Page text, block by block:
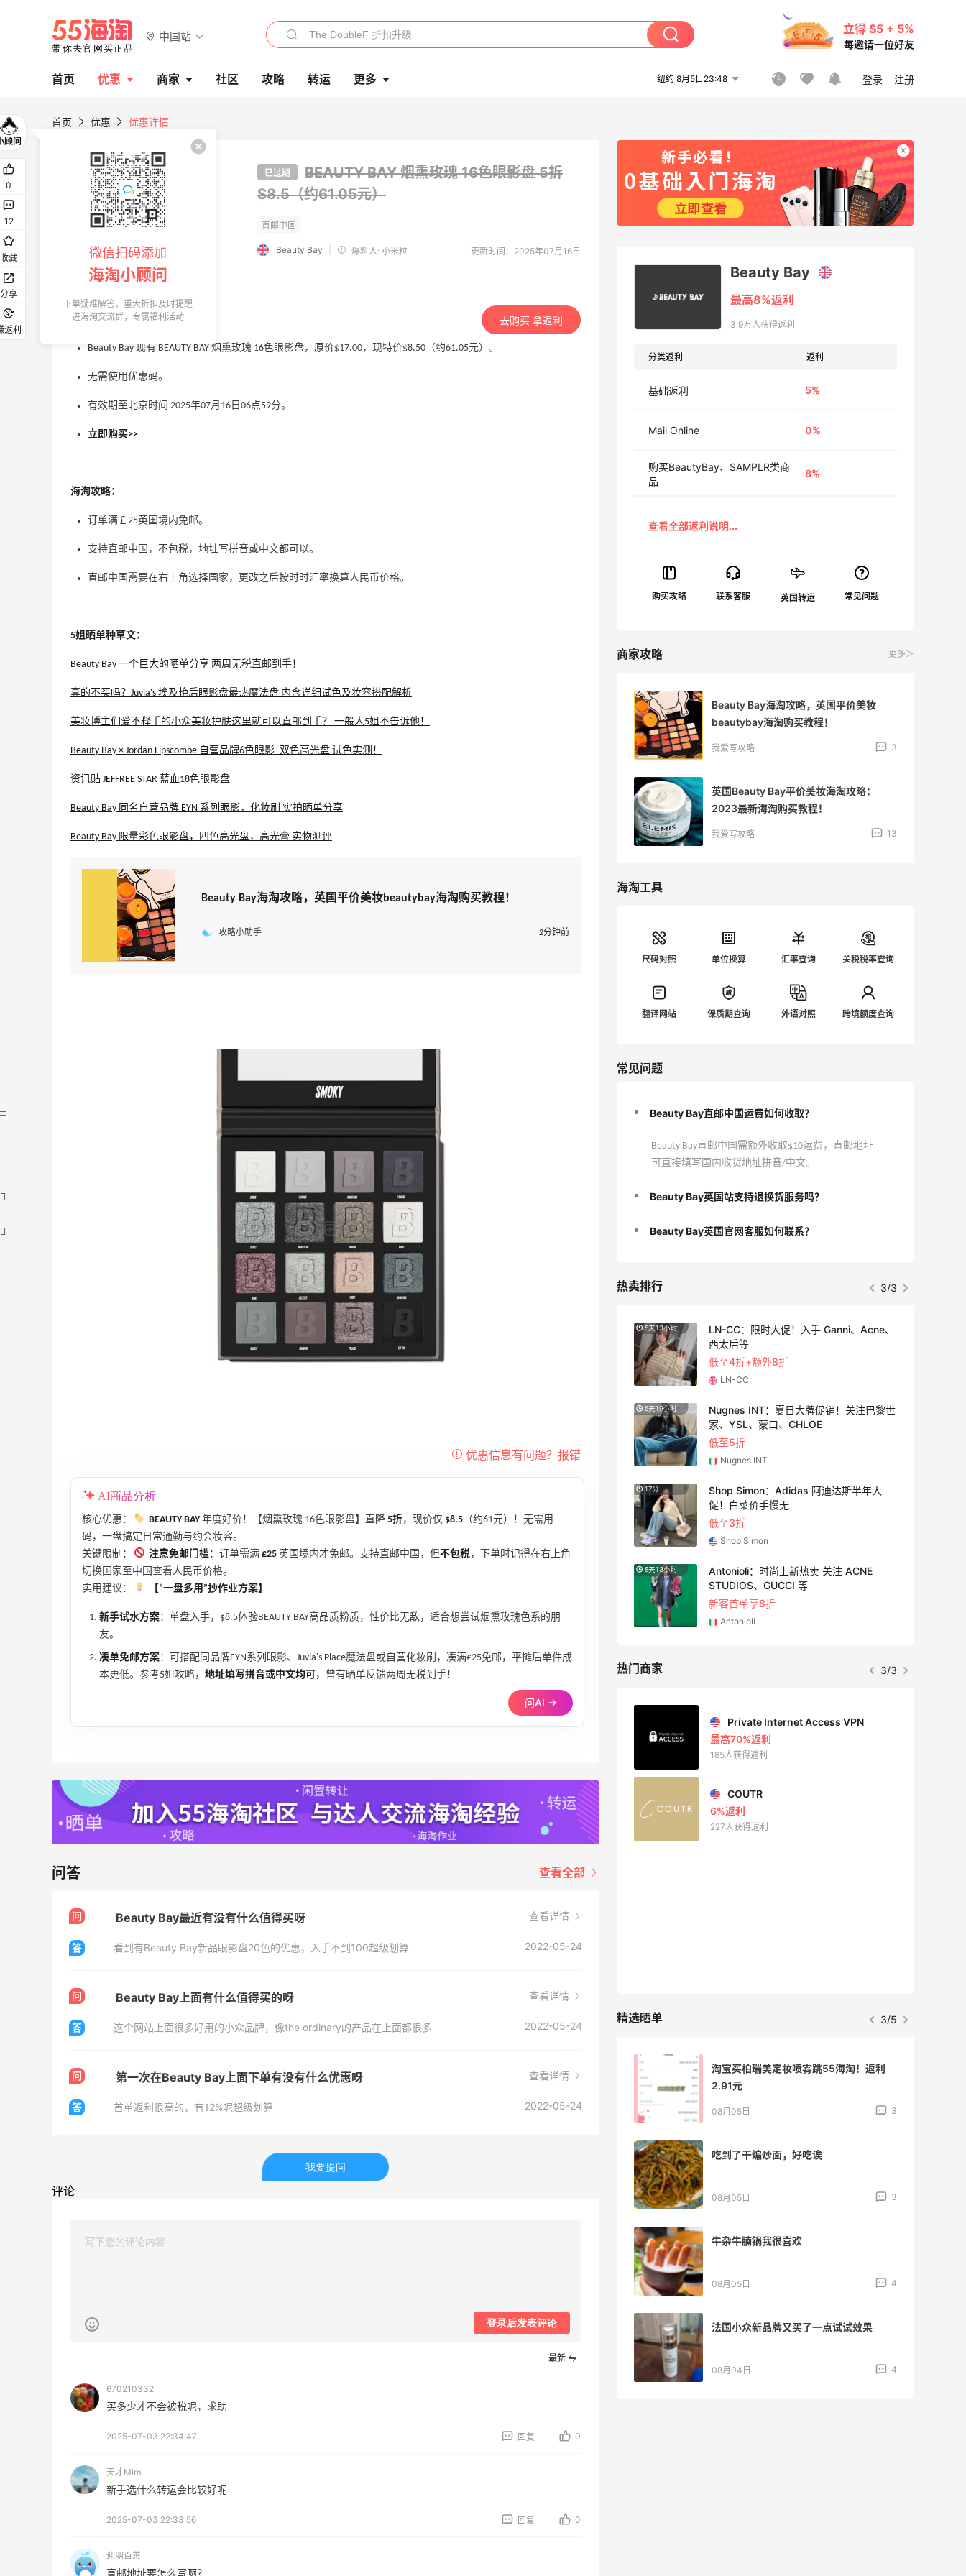
中国站
立得 $5 + 5%
每邀请一位好友
首页 优惠 商家 社区 攻略 转运 更多 纽约 8月5日23:48 登录 注册
首页 优惠 优惠详情
已过期 BEAUTY BAY 烟熏玫瑰 16色眼影盘5折
$8.5（约61.05元）
Beauty Bay 爆料人: 小米粒 更新时间：2025年07月16日
去购买 拿返利
Beauty Bay 现有 BEAUTY BAY 烟熏玫瑰 16色眼影盘，原价$17.00，现特价$8.50（约61.05元）。
无需使用优惠码。
有效期至北京时间 2025年07月16日06点59分。
立即购买>>
海淘攻略：
订单满￡25英国境内免邮。
支持直邮中国，不包税，地址写拼音或中文都可以。
直邮中国需要在右上角选择国家，更改之后按时时汇率换算人民币价格。
5姐晒单种草文：
Beauty Bay 一个巨大的晒单分享 两周无税直邮到手！
真的不买吗？Juvia's 埃及艳后眼影盘最热魔法盘 内含详细试色及妆容搭配解析
美妆博主们爱不释手的小众美妆护肤这里就可以直邮到手？ 一般人5姐不告诉他！
Beauty Bay × Jordan Lipscombe 自营品牌6色眼影+双色高光盘 试色实测！
资讯贴 JEFFREE STAR 蓝血18色眼影盘
Beauty Bay 同名自营品牌 EYN 系列眼影，化妆刷 实拍晒单分享
Beauty Bay 限量彩色眼影盘，四色高光盘，高光膏 实物测评
Beauty Bay海淘攻略，英国平价美妆beautybay海淘购买教程！
攻略小助手 2分钟前
AI商品分析
核心优惠： BEAUTY BAY年度好价！【烟熏玫瑰 16色眼影盘】直降 5折，现价仅 $8.5 （约61元）！无需用
码，一盘搞定日常通勤与约会妆容。
关键限制：
注意免邮门槛：订单需满 £25 英国境内才免邮。支持直邮中国，但不包税，下单时记得在右上角
切换国家至中国查看人民币价格。
实用建议：
【“一盘多用”抄作业方案】
新手试水方案：单盘入手，$8.5体验BEAUTY BAY高品质粉质，性价比无敌，适合想尝试烟熏玫瑰色系的朋
友。
凑单免邮方案：可搭配同品牌EYN系列眼影、Juvia's Place魔法盘或自营化妆刷，凑满£25免邮，平摊后单件成
本更低。参考5姐攻略， 地址填写拼音或中文均可，曾有晒单反馈两周无税到手！
问AI →
问答 查看全部
问 Beauty Bay最近有没有什么值得买呀 查看详情
答 看到有Beauty Bay新品眼影盘20色的优惠，入手不到100超级划算 2022-05-24
问 Beauty Bay上面有什么值得买的呀 查看详情
答 这个网站上面很多好用的小众品牌，像the ordinary的产品在上面都很多 2022-05-24
问 第一次在Beauty Bay上面下单有没有什么优惠呀 查看详情
答 首单返利很高的，有12%呢超级划算 2022-05-24
我要提问
评论
登录后发表评论
最新
670210332
买多少才不会被税呢，求助
2025-07-03 22:34:47 回复 0
天才Mimi
新手选什么转运会比较好呢
2025-07-03 22:33:56 回复 0
迎朋百蕙
直邮地址要怎么写啊？
Beauty Bay
最高8%返利
3.9万人获得返利
分类返利 返利
基础返利 5%
Mail Online 0%
购买BeautyBay、SAMPLR类商
品
8%
英国转运
商家攻略 更多＞
beautybay海淘购买教程！
Beauty Bay海淘攻略，英国平价美妆
beautybay海淘购买教程！
我爱写攻略 3
英国Beauty Bay平价美妆海淘攻略：
2023最新海淘购买教程！
我爱写攻略 13
海淘工具
尺码对照 单位换算 汇率查询 关税税率查询
翻译网站 保质期查询 外语对照 跨境额度查询
常见问题
Beauty Bay直邮中国运费如何收取？
Beauty Bay直邮中国需额外收取$10运费，直邮地址
可直接填写国内收货地址拼音/中文。
Beauty Bay英国站支持退换货服务吗？
Beauty Bay英国官网客服如何联系？
热卖排行 3/3
Diesel AU：时尚热卖！网站定价优势 入
Bloomingdales：时尚热卖！入手珑骧、
Tory Burch、拉夫劳伦等
每满$100返$25礼卡
Bloomingdales
Maje US：限时闪促！入手明星同款服饰
精选低至2折
Maje US
1天1小时
低至2折 千鸟格连衣裙$95
Little Spoon
低至5折
iHerb
5天13小时
LN-CC：限时大促！入手 Ganni、Acne、
西太后等
低至4折+额外8折
LN-CC
5天19小时
Nugnes INT：夏日大牌促销！关注巴黎世
家、YSL、蒙口、CHLOE
低至5折
Nugnes INT
17分
Shop Simon：Adidas 阿迪达斯半年大
促！白菜价手慢无
低至3折
Shop Simon
8天13小时
Antonioli：时尚上新热卖 关注 ACNE
STUDIOS、GUCCI 等
新客首单享8折
Antonioli
热门商家 3/3
30%返利
53人获得返利
最高3%返利
4%返利
42人获得返利
Private Internet Access VPN
最高70%返利
185人获得返利
COUTR
6%返利
227人获得返利
精选晒单 3/5
08月06日
户外运动防-晒｜蜜丝婷开挂摇摇乐实测
Evelom卸妆膏--卸妆膏中的“爱马仕”
FWRD美网2026黑五海淘活动什么时候
兰蔻粉金管新色212哪个网站可以海淘？
淘宝买柏瑞美定妆喷雾跳55海淘！返利
2.91元
08月05日 3
吃到了干煸炒面，好吃诶
08月05日 3
牛杂牛腩锅我很喜欢
08月05日 4
法国小众新品牌又买了一点试试效果
08月04日 4
0
12
收藏
分享
返利
微信扫码添加
海淘小顾问
下单疑难解答，重大折扣及时提醒
进海淘交流群，专属福利活动